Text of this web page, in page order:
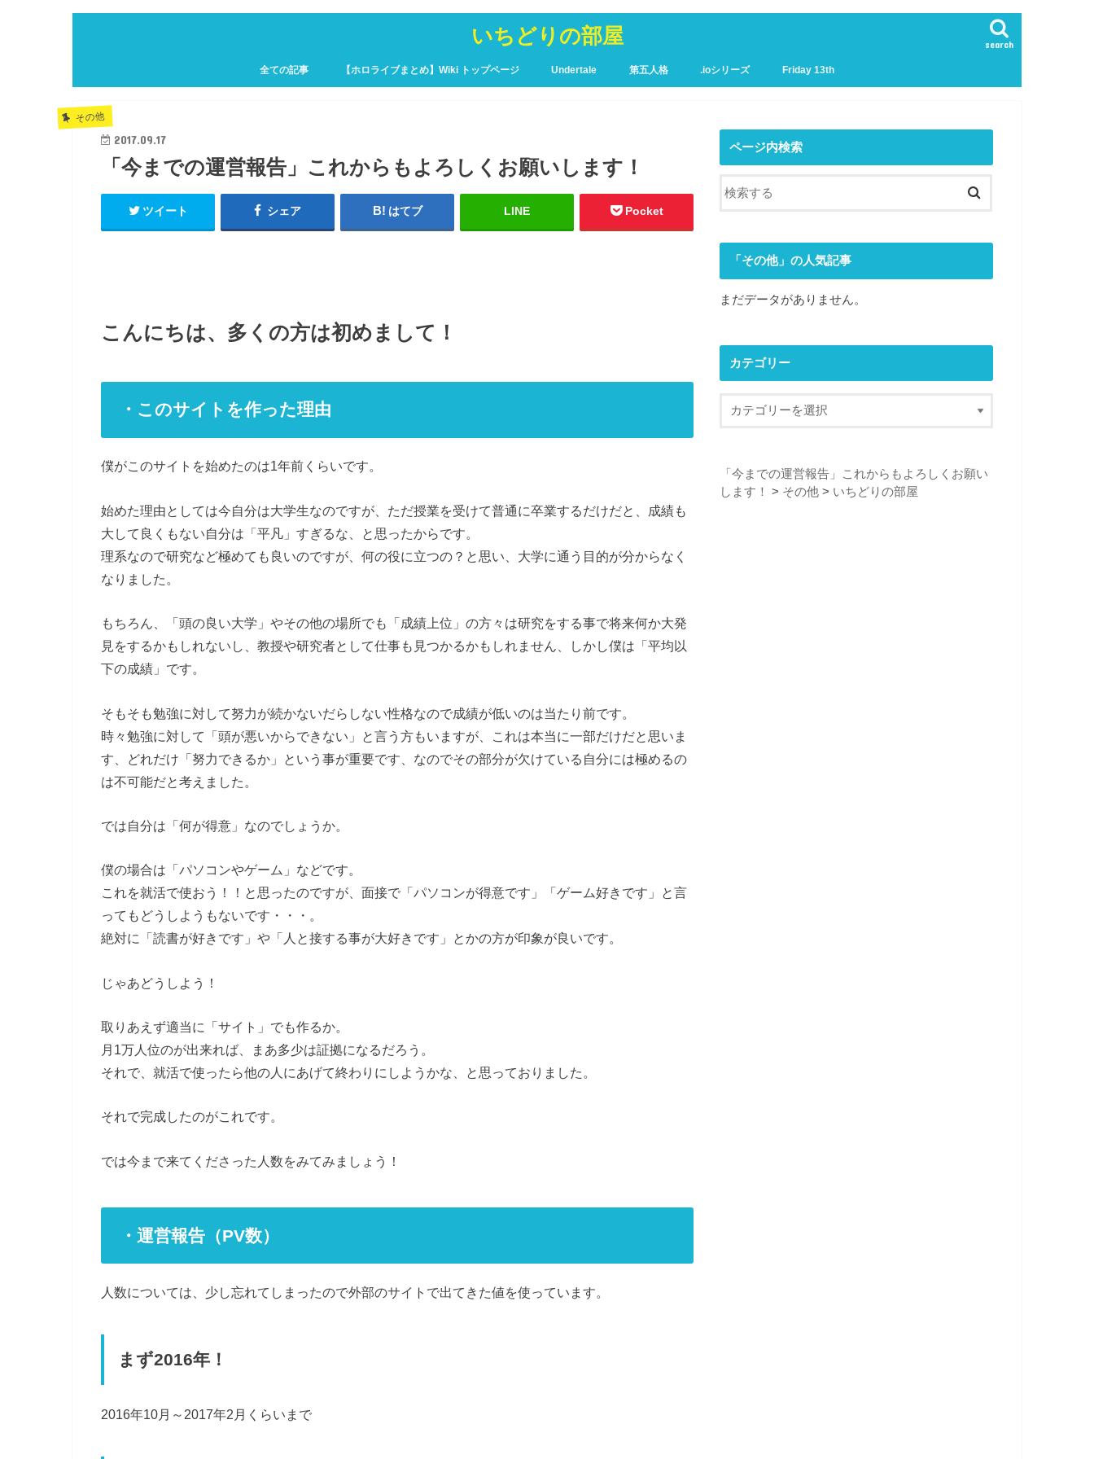
いちどりの部屋 search
全ての記事 【ホロライブまとめ】Wiki トップページ Undertale 第五人格 .ioシリーズ Friday 13th
その他
2017.09.17
「今までの運営報告」これからもよろしくお願いします！
ツイート シェア はてブ LINE Pocket
こんにちは、多くの方は初めまして！
・このサイトを作った理由
僕がこのサイトを始めたのは1年前くらいです。
始めた理由としては今自分は大学生なのですが、ただ授業を受けて普通に卒業するだけだと、成績も
大して良くもない自分は「平凡」すぎるな、と思ったからです。
理系なので研究など極めても良いのですが、何の役に立つの？と思い、大学に通う目的が分からなく
なりました。
もちろん、「頭の良い大学」やその他の場所でも「成績上位」の方々は研究をする事で将来何か大発
見をするかもしれないし、教授や研究者として仕事も見つかるかもしれません、しかし僕は「平均以
下の成績」です。
そもそも勉強に対して努力が続かないだらしない性格なので成績が低いのは当たり前です。
時々勉強に対して「頭が悪いからできない」と言う方もいますが、これは本当に一部だけだと思いま
す、どれだけ「努力できるか」という事が重要です、なのでその部分が欠けている自分には極めるの
は不可能だと考えました。
では自分は「何が得意」なのでしょうか。
僕の場合は「パソコンやゲーム」などです。
これを就活で使おう！！と思ったのですが、面接で「パソコンが得意です」「ゲーム好きです」と言
ってもどうしようもないです・・・。
絶対に「読書が好きです」や「人と接する事が大好きです」とかの方が印象が良いです。
じゃあどうしよう！
取りあえず適当に「サイト」でも作るか。
月1万人位のが出来れば、まあ多少は証拠になるだろう。
それで、就活で使ったら他の人にあげて終わりにしようかな、と思っておりました。
それで完成したのがこれです。
では今まで来てくださった人数をみてみましょう！
・運営報告（PV数）
人数については、少し忘れてしまったので外部のサイトで出てきた値を使っています。
まず2016年！
2016年10月～2017年2月くらいまで
ページ内検索
「その他」の人気記事
まだデータがありません。
カテゴリー
「今までの運営報告」これからもよろしくお願い
します！
> その他 > いちどりの部屋